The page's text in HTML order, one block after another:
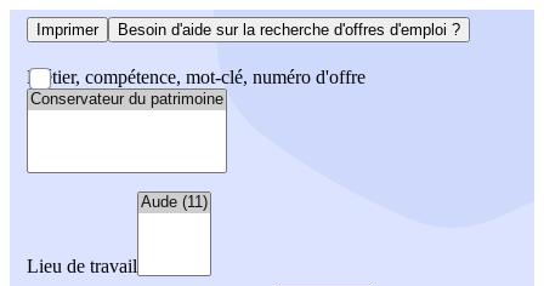
Imprimer Besoin d'aide sur la recherche d'offres d'emploi ?
Métier, compétence, mot-clé, numéro d'offre
Lieu de travail